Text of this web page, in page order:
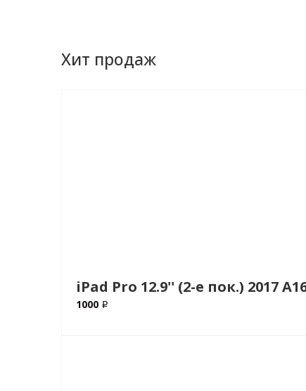
Хит продаж
iPad Pro 12.9'' (2-е пок.) 2017
1000 ₽